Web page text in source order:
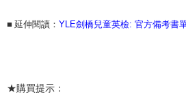
■ 延伸閱讀： YLE劍橋兒童英檢: 官方備考書
★購買提示：